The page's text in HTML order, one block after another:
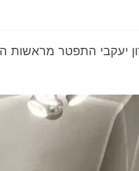
יעקבי התפטר מראשות